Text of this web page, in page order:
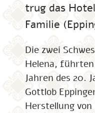
trug das
Familie
Die zwei
Helena,
Jahren des 20.
Gottlob
Herstellung